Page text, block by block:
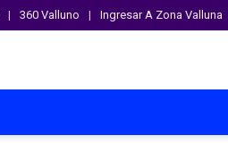
360 Valluno Ingresar A Zona Valluna